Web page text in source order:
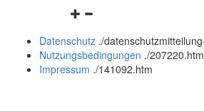
Navigationsmenü
und
schließen
Datenschutz ./
Nutzungsbedingungen ./207220.htm
Impressum ./141092.htm